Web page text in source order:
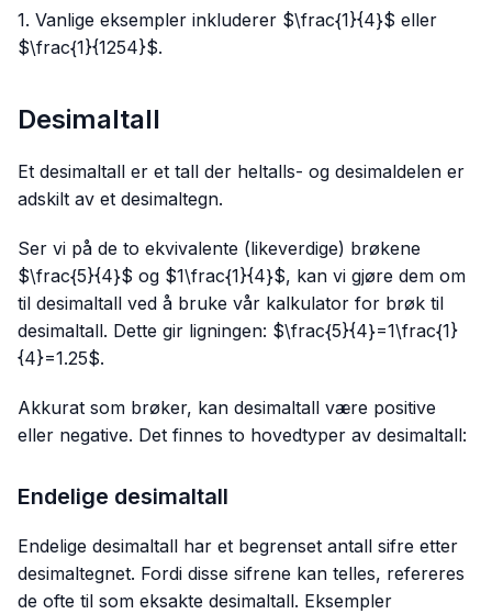
1. Vanlige eksempler inkluderer $\frac{1}{4}$ eller
$\frac{1}{1254}$.
Desimaltall
Et desimaltall er et tall der heltalls- og desimaldelen er
adskilt av et desimaltegn.
Ser vi på de to ekvivalente (likeverdige) brøkene
$\frac{5}{4}$ og $1\frac{1}{4}$, kan vi gjøre dem om
til desimaltall ved å bruke vår kalkulator for brøk til
desimaltall. Dette gir ligningen: $\frac{5}{4}=1\frac{1}
{4}=1.25$.
Akkurat som brøker, kan desimaltall være positive
eller negative. Det finnes to hovedtyper av desimaltall:
Endelige desimaltall
Endelige desimaltall har et begrenset antall sifre etter
desimaltegnet. Fordi disse sifrene kan telles, refereres
de ofte til som eksakte desimaltall. Eksempler